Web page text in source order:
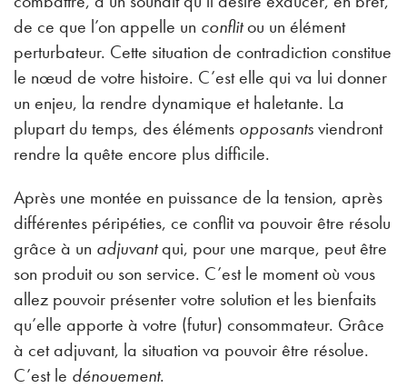
de ce que l’on appelle un conflitou un élément
perturbateur. Cette situation de contradiction constitue
le nœud de votre histoire. C’est elle qui va lui donner
un enjeu, la rendre dynamique et haletante. La
plupart du temps, des éléments opposantsviendront
rendre la quête encore plus difficile.
Après une montée en puissance de la tension, après
différentes péripéties, ce conflit va pouvoir être résolu
grâce à un adjuvantqui, pour une marque, peut être
son produit ou son service. C’est le moment où vous
allez pouvoir présenter votre solution et les bienfaits
qu’elle apporte à votre (futur) consommateur. Grâce
à cet adjuvant, la situation va pouvoir être résolue.
C’est le dénouement.